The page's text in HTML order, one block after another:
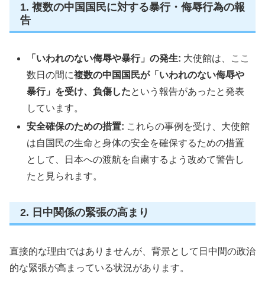
1. 複数の中国国民に対する暴行・侮辱行為の報
告
「いわれのない侮辱や暴行」の発生: 大使館は、ここ
数日の間に複数の中国国民が「いわれのない侮辱や
暴行」を受け、負傷したという報告があったと発表
しています。
安全確保のための措置: これらの事例を受け、大使館
は自国民の生命と身体の安全を確保するための措置
として、日本への渡航を自粛するよう改めて警告し
たと見られます。
2. 日中関係の緊張の高まり
直接的な理由ではありませんが、背景として日中間の政治
的な緊張が高まっている状況があります。